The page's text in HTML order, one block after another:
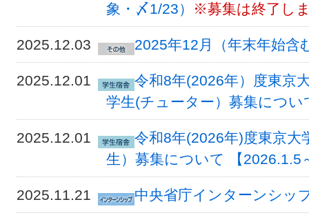
象・〆1/23）
※募集は終了し
2025.12.03 2025年12月（年末年始含
2025.12.01
令和8年(2026年）度東京
学生(チューター）募集につ
2025.12.01
令和8年(2026年)度東京大
生）募集について 【2026.1.5
2025.11.21 中央省庁インターンシッ